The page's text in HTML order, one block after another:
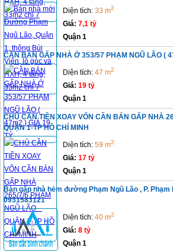
Diện tích: 33 m2
Giá: 7,1 tỷ
Quận 1
CẦN BÁN GẤP NHÀ Ở 353/57 PHẠM NGŨ LÃO (
Diện tích: 47 m2
Giá: 19 tỷ
Quận 1
CHỦ CẦN TIỀN XOAY VỐN CẦN BÁN GẤP NHÀ
QUẬN 1-TP HỒ CHÍ MINH
Diện tích: 59 m2
Giá: 17 tỷ
Quận 1
Bán gấp nhà hẻm đường Phạm Ngũ Lão , P. Phạm
0931583121
Diện tích: 40 m2
Giá: 8 tỷ
Quận 1